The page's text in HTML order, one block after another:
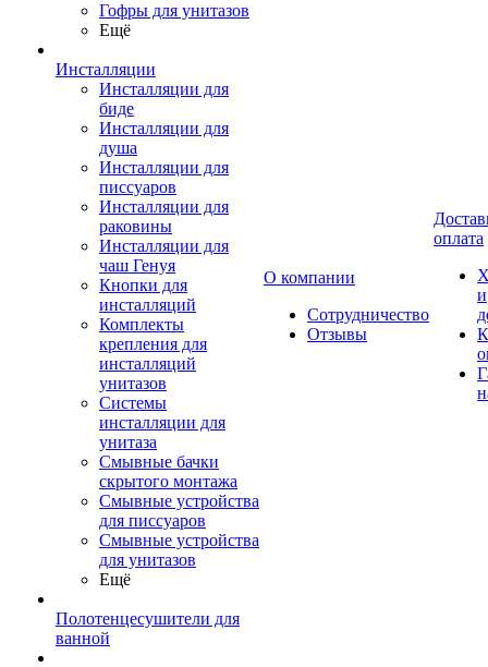
Гофры для унитазов
Ещё
Инсталляции
Инсталляции для
биде
Инсталляции для
душа
Инсталляции для
писсуаров
Инсталляции для
раковины
Инсталляции для
чаш Генуя
Кнопки для
инсталляций
Комплекты
крепления для
инсталляций
унитазов
Системы
инсталляции для
унитаза
Смывные бачки
скрытого монтажа
Смывные устройства
для писсуаров
Смывные устройства
для унитазов
Ещё
Полотенцесушители для
ванной
О компании
Сотрудничество
Отзывы
оплата
и